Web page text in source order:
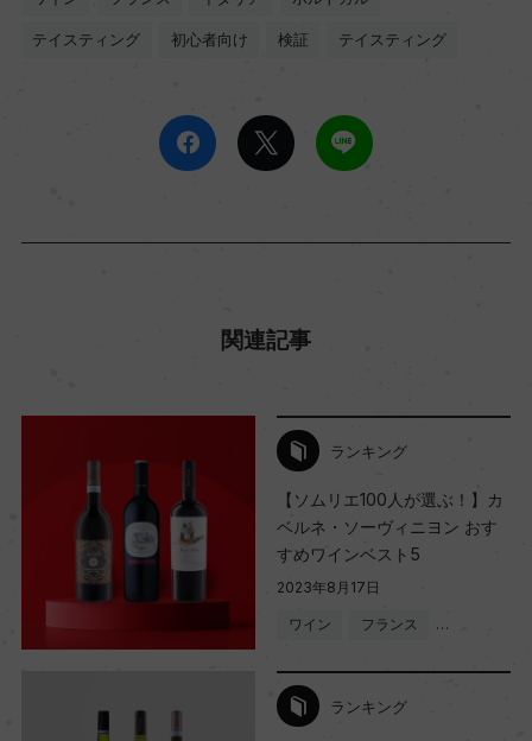
テイスティング 初心者向け 検証 テイスティング
関連記事
ランキング
【ソムリエ100人が選ぶ！】カ
ベルネ・ソーヴィニヨン おす
すめワインベスト5
2023年8月17日
ワイン フランス …
ランキング